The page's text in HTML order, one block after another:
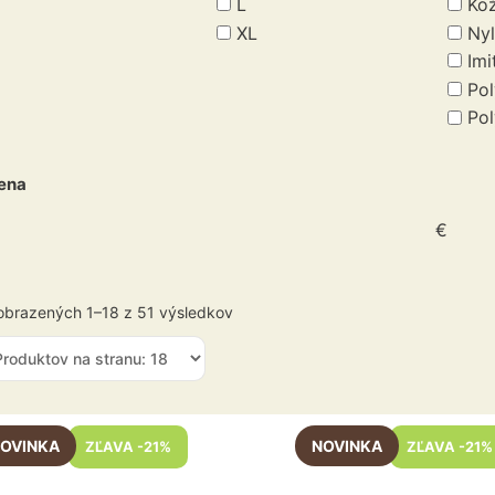
XL
€
1–18 z 51 výsledkov
ZĽAVA -21% ZĽAVA -21%
Tento
produkt